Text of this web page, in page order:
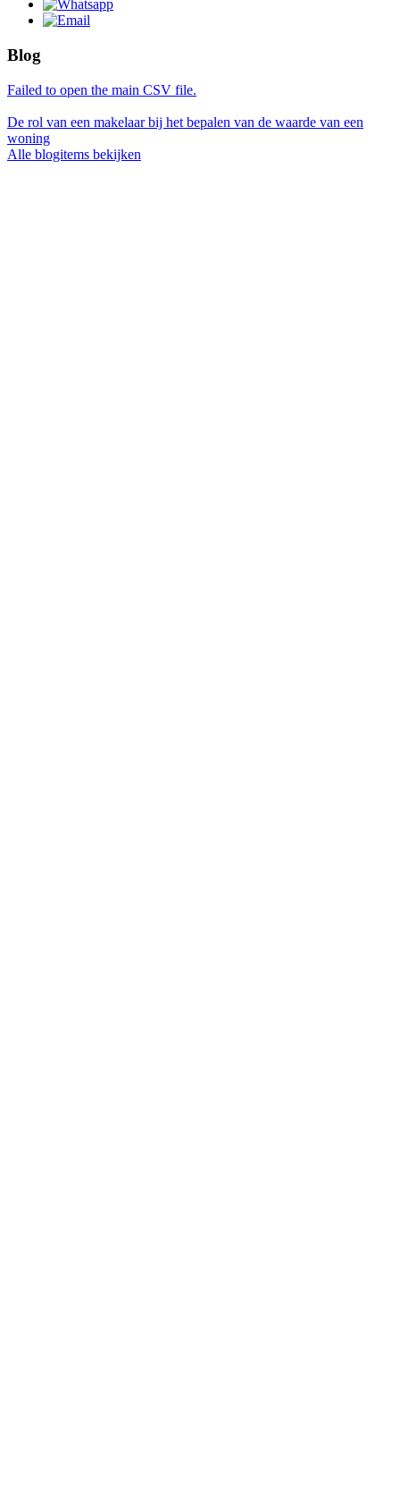
Blog
Failed to open the main CSV file.
De rol van een makelaar bij het bepalen van de waarde van een
woning
Alle blogitems bekijken